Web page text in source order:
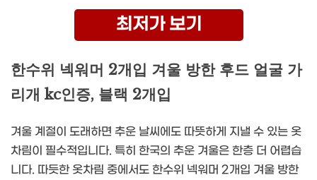
최저가 보기
한수위 넥워머 2개입 겨울 방한 후드 얼굴 가
리개 kc인증, 블랙 2개입
겨울 계절이 도래하면 추운 날씨에도 따뜻하게 지낼 수 있는 옷
차림이 필수적입니다. 특히 한국의 추운 겨울은 한층 더 어렵습
니다. 따듯한 옷차림 중에서도 한수위 넥워머 2개입 겨울 방한